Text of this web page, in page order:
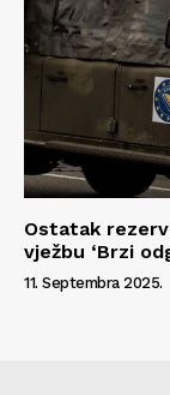
Ostatak
vježbu ‘Brzi
11. Septembra 2025.